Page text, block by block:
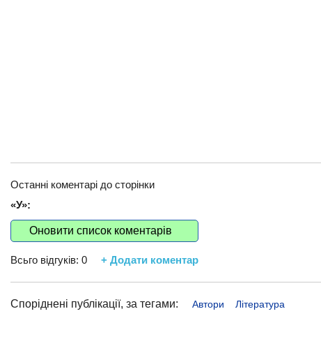
Останні коментарі до сторінки
«У»:
Оновити список коментарів
Всьго відгуків: 0 + Додати коментар
Споріднені публікації, за тегами: Автори Література